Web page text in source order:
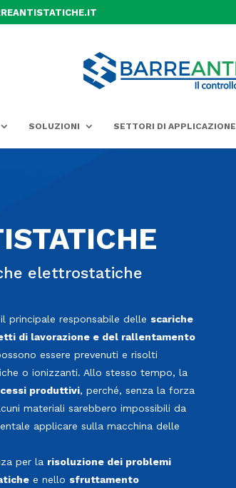
SOLUZIONI SETTORI DI APPLICAZIONE
elettrostatiche
principale responsabile delle scariche
di lavorazione e del rallentamento
essere prevenuti e risolti
o ionizzanti. Allo stesso tempo, la
produttivi, perché, senza la forza
materiali sarebbero impossibili da
applicare sulla macchina delle
per la risoluzione dei problemi
e nello sfruttamento